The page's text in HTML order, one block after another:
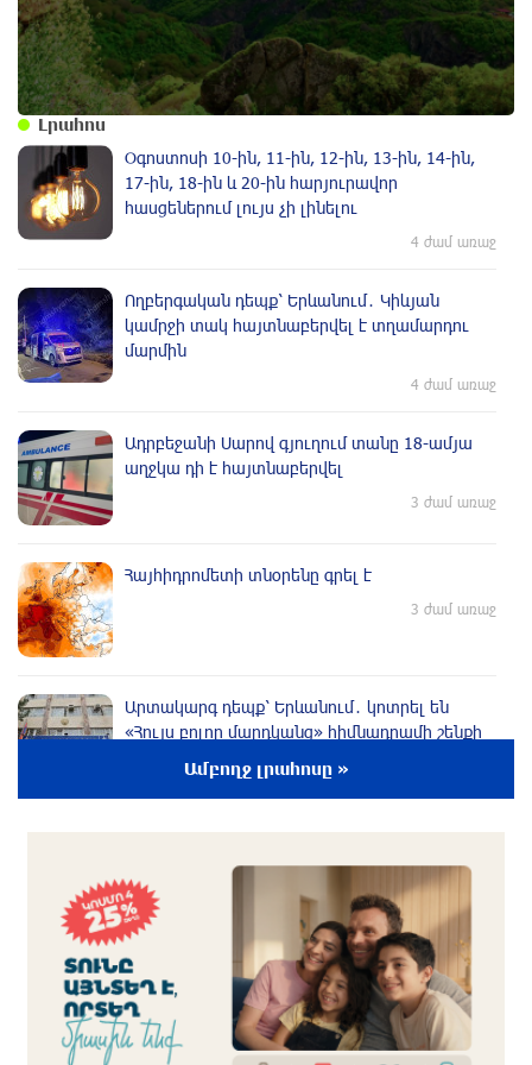
Լրահոս
Օգոստոսի 10-ին, 11-ին, 12-ին, 13-ին, 14-ին,
17-ին, 18-ին և 20-ին հարյուրավոր
հասցեներում լույս չի լինելու
4 ժամ առաջ
Ողբերգական դեպք՝ Երևանում․ Կիևյան
կամրջի տակ հայտնաբերվել է տղամարդու
մարմին
4 ժամ առաջ
Ադրբեջանի Սարով գյուղում տանը 18-ամյա
աղջկա դի է հայտնաբերվել
3 ժամ առաջ
Հայհիդրոմետի տնօրենը գրել է
3 ժամ առաջ
Արտակարգ դեպք՝ Երևանում․ կոտրել են
«Հույս բոլոր մարդկանց» հիմնադրամի շենքի
ունեցել
2 ժամ առաջ
«Ինտեր»-ը հաղթեց «Յուվենտուս»-ին
2 ժամ առաջ
Ամբողջ լրահոսը »